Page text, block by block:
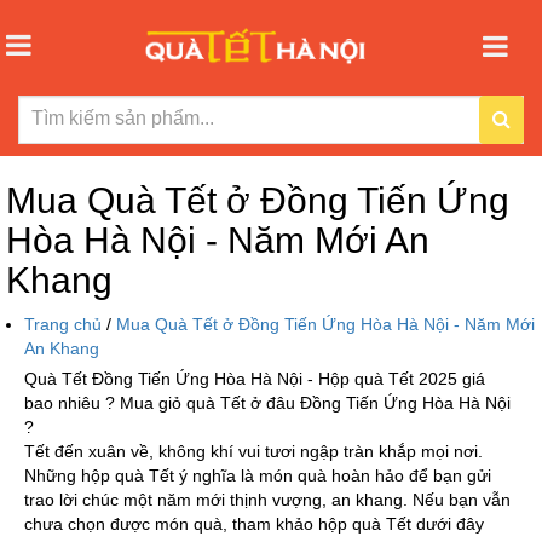
Mua Quà Tết ở Đồng Tiến Ứng
Hòa Hà Nội - Năm Mới An
Khang
Trang chủ / Mua Quà Tết ở Đồng Tiến Ứng Hòa Hà Nội - Năm Mới
An Khang
Quà Tết Đồng Tiến Ứng Hòa Hà Nội - Hộp quà Tết 2025 giá
bao nhiêu ? Mua giỏ quà Tết ở đâu Đồng Tiến Ứng Hòa Hà Nội
?
Tết đến xuân về, không khí vui tươi ngập tràn khắp mọi nơi.
Những hộp quà Tết ý nghĩa là món quà hoàn hảo để bạn gửi
trao lời chúc một năm mới thịnh vượng, an khang. Nếu bạn vẫn
chưa chọn được món quà, tham khảo hộp quà Tết dưới đây